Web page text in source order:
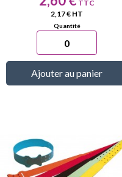
2,17 € HT
Ajouter au panier